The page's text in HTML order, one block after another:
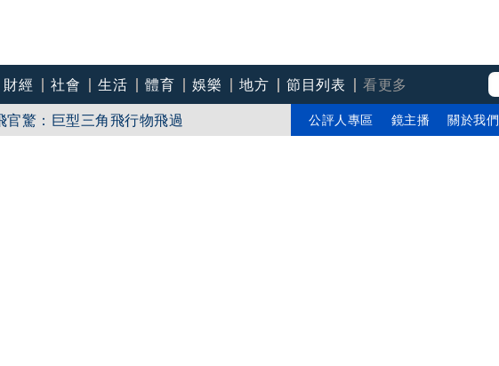
財經 社會 生活 體育 娛樂 地方 節目列表
看更多
驚：巨型三角飛行物飛過
災難
公評人專區 鏡主播 關於我們